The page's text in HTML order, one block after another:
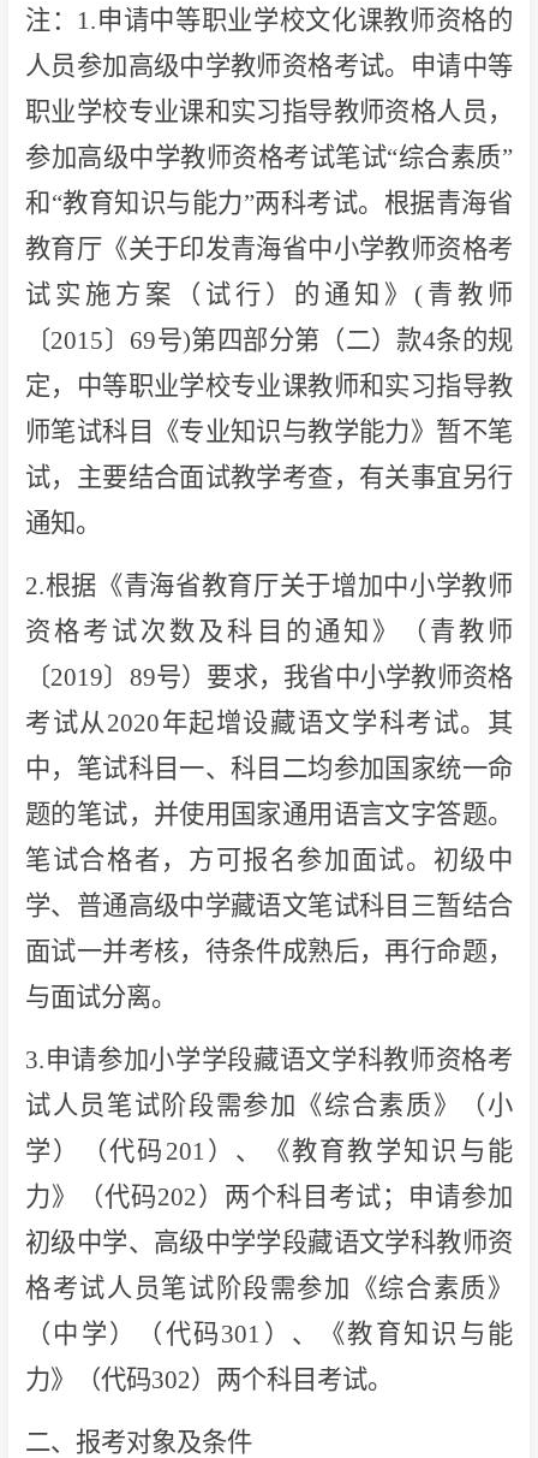
注：1.申请中等职业学校文化课教师资格的
人员参加高级中学教师资格考试。申请中等
职业学校专业课和实习指导教师资格人员，
参加高级中学教师资格考试笔试“综合素质”
和“教育知识与能力”两科考试。根据青海省
教育厅《关于印发青海省中小学教师资格考
试实施方案（试行）的通知》(青教师
〔2015〕69号)第四部分第（二）款4条的规
定，中等职业学校专业课教师和实习指导教
师笔试科目《专业知识与教学能力》暂不笔
试，主要结合面试教学考查，有关事宜另行
通知。
2.根据《青海省教育厅关于增加中小学教师
资格考试次数及科目的通知》（青教师
〔2019〕89号）要求，我省中小学教师资格
考试从2020年起增设藏语文学科考试。其
中，笔试科目一、科目二均参加国家统一命
题的笔试，并使用国家通用语言文字答题。
笔试合格者，方可报名参加面试。初级中
学、普通高级中学藏语文笔试科目三暂结合
面试一并考核，待条件成熟后，再行命题，
与面试分离。
3.申请参加小学学段藏语文学科教师资格考
试人员笔试阶段需参加《综合素质》（小
学）（代码201）、《教育教学知识与能
力》（代码202）两个科目考试；申请参加
初级中学、高级中学学段藏语文学科教师资
格考试人员笔试阶段需参加《综合素质》
（中学）（代码301）、《教育知识与能
力》（代码302）两个科目考试。
二、报考对象及条件